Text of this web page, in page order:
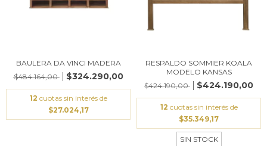
BAULERA DA VINCI MADERA
$484.164,00
$324.290,00
12 cuotas sin interés de
$27.024,17
RESPALDO SOMMIER KOALA
MODELO KANSAS
$424.190,00
$424.190,00
12 cuotas sin interés de
$35.349,17
SIN STOCK